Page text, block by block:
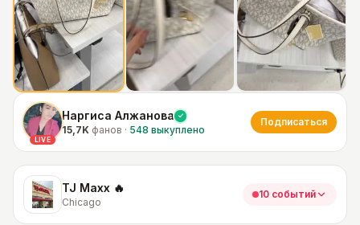
LIVE
Наргиса Алжанова
15,7K фанов · 548 выкуплено
Подписаться
TJ Maxx 🔥
Chicago
10 событий